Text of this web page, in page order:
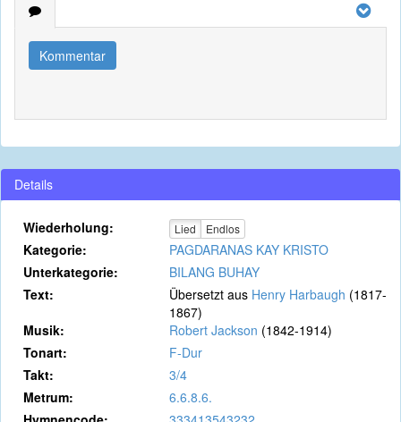
Kommentar
Details
Wiederholung: Lied Endlos
Kategorie:
PAGDARANAS KAY KRISTO
Unterkategorie:
BILANG BUHAY
Text:
Übersetzt aus Henry Harbaugh (1817-
1867)
Musik:
Robert Jackson (1842-1914)
Tonart:
F-Dur
Takt:
3/4
Metrum:
6.6.8.6.